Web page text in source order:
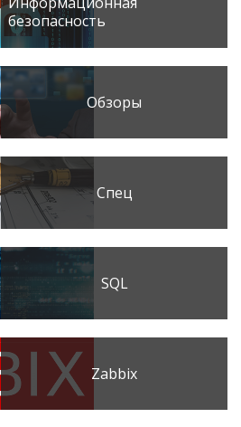
безопасность
Обзоры
Спец
SQL
Zabbix